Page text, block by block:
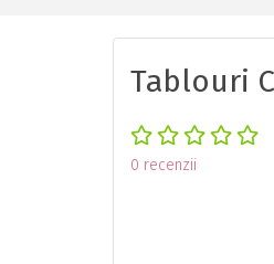
Tablouri
0 recenzii